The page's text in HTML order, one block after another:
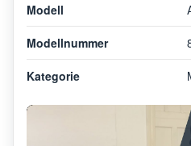
Modell
Modellnummer
Kategorie